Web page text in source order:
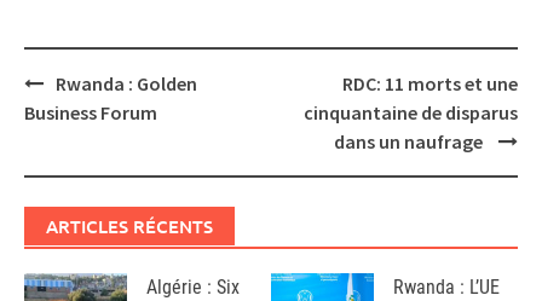
Post
navigation
Rwanda : Golden
Business Forum
RDC: 11 morts et une
cinquantaine de disparus
dans un naufrage
ARTICLES RÉCENTS
Algérie : Six
Rwanda : L’UE